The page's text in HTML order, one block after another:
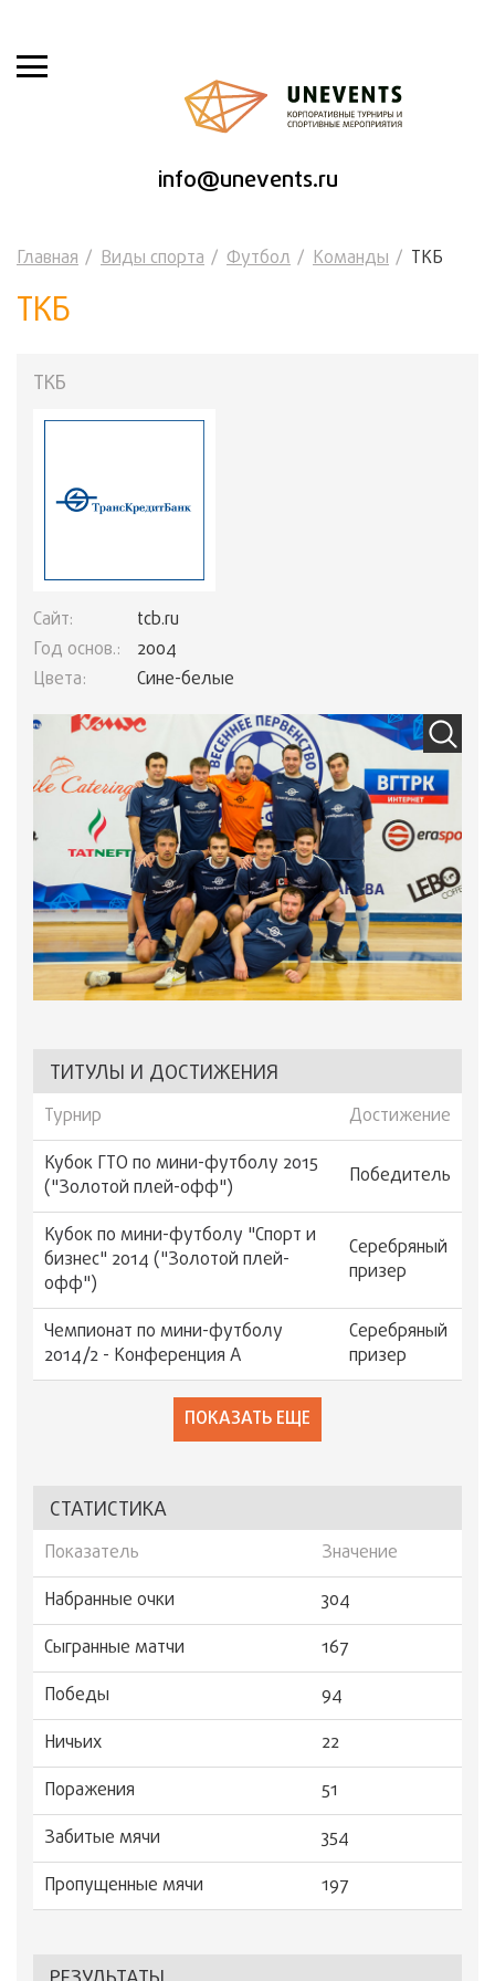
info@unevents.ru
Главная Виды спорта Футбол Команды ТКБ
ТКБ
ТКБ
Сайт:
tcb.ru
Год основ.:
2004
Цвета:
Сине-белые
ТИТУЛЫ И ДОСТИЖЕНИЯ
Турнир
Достижение
Кубок ГТО по мини-футболу 2015
("Золотой плей-офф")
Победитель
Кубок по мини-футболу "Спорт и
бизнес" 2014 ("Золотой плей-
офф")
Серебряный
призер
Чемпионат по мини-футболу
2014/2 - Конференция А
Серебряный
призер
ПОКАЗАТЬ ЕЩЕ
СТАТИСТИКА
Показатель
Значение
Набранные очки
304
Сыгранные матчи
167
Победы
94
Ничьих
22
Поражения
51
Забитые мячи
354
Пропущенные мячи
197